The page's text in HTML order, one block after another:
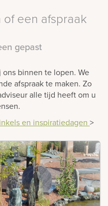
een afspraak
gepast
binnen te lopen. We
afspraak te maken. Zo
alle tijd heeft om u
en inspiratiedagen >